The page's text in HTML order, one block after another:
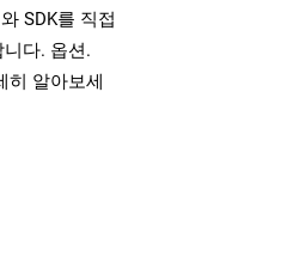
SDK를 직접
니다. 옵션.
히 알아보세